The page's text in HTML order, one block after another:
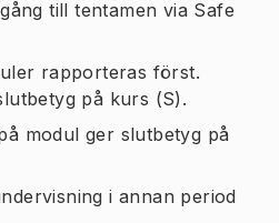
till tentamen via Safe
rapporteras först.
på kurs (S).
modul ger slutbetyg på
i annan period